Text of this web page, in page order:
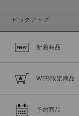
在庫
在庫あり
ピックアップ
新着商品
WEB限定商品
予約商品